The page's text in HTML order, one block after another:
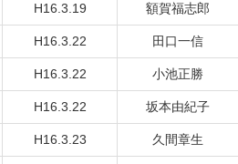
H16.3.19 額賀福志郎
H16.3.22 田口一信
H16.3.22 小池正勝
H16.3.22 坂本由紀子
H16.3.23 久間章生